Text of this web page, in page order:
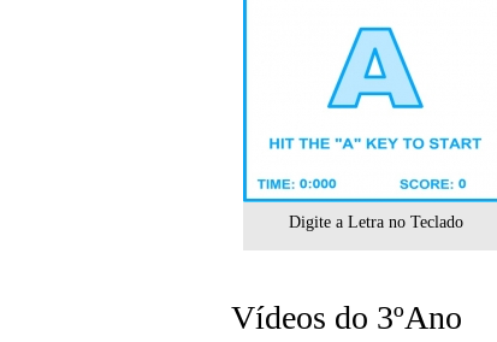
Digite a Letra no Teclado
Vídeos do 3ºAno